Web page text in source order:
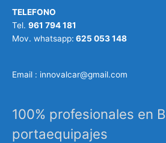
TELEFONO
Tel. 961 794 181
Mov. whatsapp: 625 053 148
Email : innovalcar@gmail.com
100% profesionales en
portaequipajes